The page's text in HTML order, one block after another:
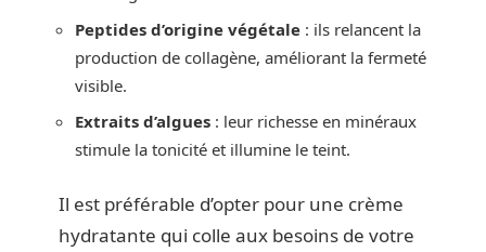
Peptides d’origine végétale : ils relancent la
production de collagène, améliorant la fermeté
visible.
Extraits d’algues : leur richesse en minéraux
stimule la tonicité et illumine le teint.
Il est préférable d’opter pour une crème
hydratante qui colle aux besoins de votre